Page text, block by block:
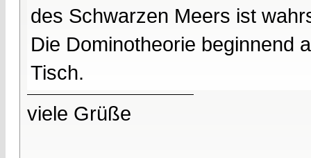
des Schwarzen Meers ist
Die Dominotheorie beginnend
Tisch.
viele Grüße